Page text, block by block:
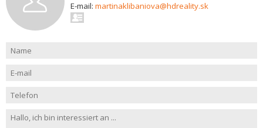
E-mail: martinaklibaniova@hdreality.sk